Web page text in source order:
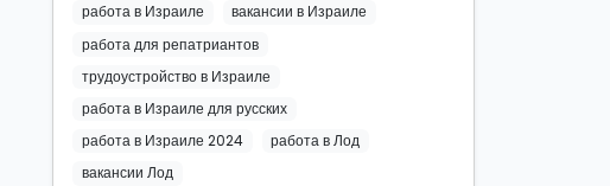
работа в Израиле
вакансии в Израиле
работа для репатриантов
трудоустройство в Израиле
работа в Израиле для русских
работа в Израиле 2024
работа в Лод
вакансии Лод